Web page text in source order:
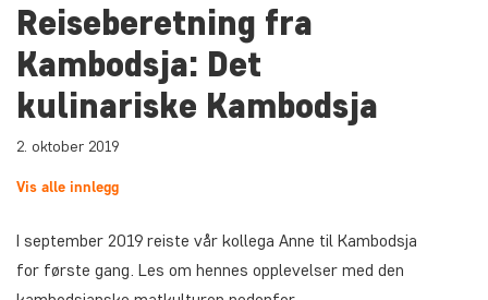
Reiseberetning fra
Kambodsja: Det
kulinariske Kambodsja
2. oktober 2019
Vis alle innlegg
I september 2019 reiste vår kollega Anne til Kambodsja
for første gang. Les om hennes opplevelser med den